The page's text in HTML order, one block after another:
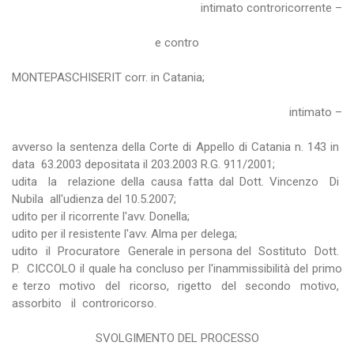
intimato controricorrente –
e contro
MONTEPASCHISERIT corr. in Catania;
intimato –
avverso la sentenza della Corte di Appello di Catania n. 143 in
data 63.2003 depositata il 203.2003 R.G. 911/2001;
udita la relazione della causa fatta dal Dott. Vincenzo Di
Nubila all'udienza del 10.5.2007;
udito per il ricorrente l'avv. Donella;
udito per il resistente l'avv. Alma per delega;
udito il Procuratore Generale in persona del Sostituto Dott.
P. CICCOLO il quale ha concluso per l'inammissibilità del primo
e terzo motivo del ricorso, rigetto del secondo motivo,
assorbito il controricorso.
SVOLGIMENTO DEL PROCESSO